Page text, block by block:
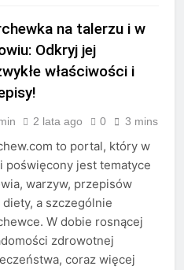
na talerzu i w
Odkryj jej
właściwości i
2 lata ago 0 3 mins
to portal, który w
poświęcony jest tematyce
warzyw, przepisów
diety, a szczególnie
W dobie rosnącej
zdrowotnej
coraz więcej